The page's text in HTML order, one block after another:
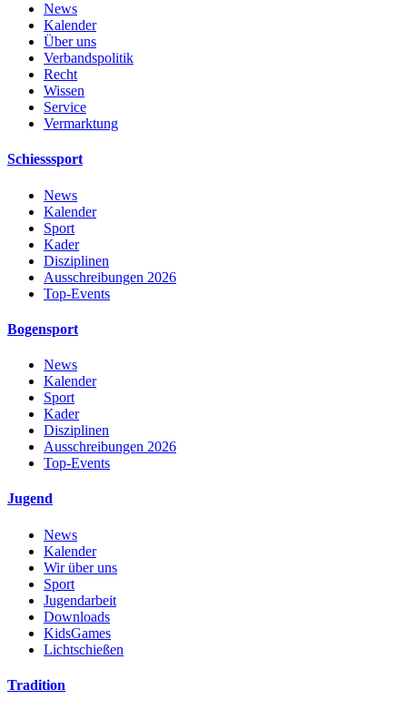
News
Kalender
Über uns
Verbandspolitik
Recht
Wissen
Service
Vermarktung
Schiesssport
News
Kalender
Sport
Kader
Disziplinen
Ausschreibungen 2026
Top-Events
Bogensport
News
Kalender
Sport
Kader
Disziplinen
Ausschreibungen 2026
Top-Events
Jugend
News
Kalender
Wir über uns
Sport
Jugendarbeit
Downloads
KidsGames
Lichtschießen
Tradition